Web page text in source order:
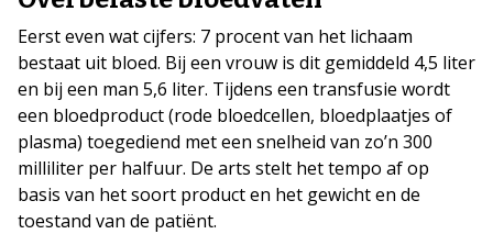
Eerst even wat cijfers: 7 procent van het lichaam
bestaat uit bloed. Bij een vrouw is dit gemiddeld 4,5 liter
en bij een man 5,6 liter. Tijdens een transfusie wordt
een bloedproduct (rode bloedcellen, bloedplaatjes of
plasma) toegediend met een snelheid van zo’n 300
milliliter per halfuur. De arts stelt het tempo af op
basis van het soort product en het gewicht en de
toestand van de patiënt.